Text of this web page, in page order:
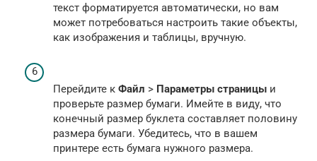
текст форматируется автоматически, но вам
может потребоваться настроить такие объекты,
как изображения и таблицы, вручную.
Перейдите к Файл > Параметры страницы и
проверьте размер бумаги. Имейте в виду, что
конечный размер буклета составляет половину
размера бумаги. Убедитесь, что в вашем
принтере есть бумага нужного размера.